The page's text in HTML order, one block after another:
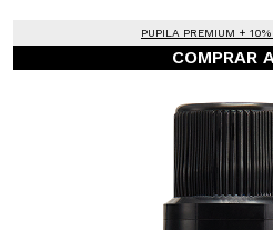
PUPILA PREMIUM +
COMPRAR